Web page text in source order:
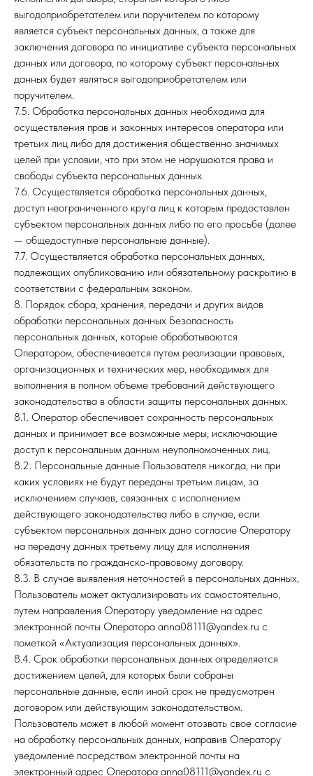
выгодоприобретателем или поручителем по которому
является субъект персональных данных, а также для
заключения договора по инициативе субъекта персональных
данных или договора, по которому субъект персональных
данных будет являться выгодоприобретателем или
поручителем.
7.5. Обработка персональных данных необходима для
осуществления прав и законных интересов оператора или
третьих лиц либо для достижения общественно значимых
целей при условии, что при этом не нарушаются права и
свободы субъекта персональных данных.
7.6. Осуществляется обработка персональных данных,
доступ неограниченного круга лиц к которым предоставлен
субъектом персональных данных либо по его просьбе (далее
— общедоступные персональные данные).
7.7. Осуществляется обработка персональных данных,
подлежащих опубликованию или обязательному раскрытию в
соответствии с федеральным законом.
8. Порядок сбора, хранения, передачи и других видов
обработки персональных данных Безопасность
персональных данных, которые обрабатываются
Оператором, обеспечивается путем реализации правовых,
организационных и технических мер, необходимых для
выполнения в полном объеме требований действующего
законодательства в области защиты персональных данных.
8.1. Оператор обеспечивает сохранность персональных
данных и принимает все возможные меры, исключающие
доступ к персональным данным неуполномоченных лиц.
8.2. Персональные данные Пользователя никогда, ни при
каких условиях не будут переданы третьим лицам, за
исключением случаев, связанных с исполнением
действующего законодательства либо в случае, если
субъектом персональных данных дано согласие Оператору
на передачу данных третьему лицу для исполнения
обязательств по гражданско-правовому договору.
8.3. В случае выявления неточностей в персональных данных,
Пользователь может актуализировать их самостоятельно,
путем направления Оператору уведомление на адрес
электронной почты Оператора anna08111@yandex.ru с
пометкой «Актуализация персональных данных».
8.4. Срок обработки персональных данных определяется
достижением целей, для которых были собраны
персональные данные, если иной срок не предусмотрен
договором или действующим законодательством.
Пользователь может в любой момент отозвать свое согласие
на обработку персональных данных, направив Оператору
уведомление посредством электронной почты на
электронный адрес Оператора anna08111@yandex.ru с